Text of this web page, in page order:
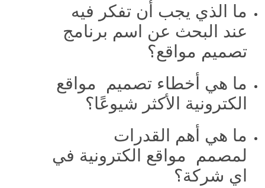
ما الذي يجب أن تفكر فيه
عند البحث عن اسم برنامج
تصميم مواقع؟
ما هي أخطاء تصميم مواقع
الكترونية الأكثر شيوعًا؟
ما هي أهم القدرات
لمصمم مواقع الكترونية في
اي شركة؟